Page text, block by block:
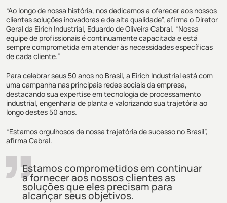
“Ao longo de nossa história, nos dedicamos a oferecer aos nossos
clientes soluções inovadoras e de alta qualidade”, afirma o Diretor
Geral da Eirich Industrial, Eduardo de Oliveira Cabral. “Nossa
equipe de profissionais é continuamente capacitada e está
sempre comprometida em atender às necessidades específicas
de cada cliente.”
Para celebrar seus 50 anos no Brasil, a Eirich Industrial está com
uma campanha nas principais redes sociais da empresa,
destacando sua expertise em tecnologia de processamento
industrial, engenharia de planta e valorizando sua trajetória ao
longo destes 50 anos.
“Estamos orgulhosos de nossa trajetória de sucesso no Brasil”,
afirma Cabral.
Estamos comprometidos em continuar
a fornecer aos nossos clientes as
soluções que eles precisam para
alcançar seus objetivos.